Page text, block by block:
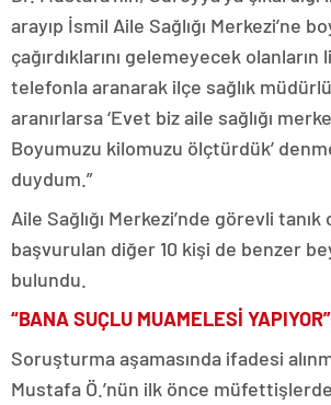
arayıp İsmil Aile Sağlığı Merkezi’ne
çağırdıklarını gelemeyecek olanların
telefonla aranarak ilçe sağlık
aranırlarsa ‘Evet biz aile sağlığı
Boyumuzu kilomuzu ölçtürdük’
duydum.”
Aile Sağlığı Merkezi’nde görevli
başvurulan diğer 10 kişi de benzer
bulundu.
“BANA SUÇLU MUAMELESİ YAPIYOR”
Soruşturma aşamasında ifadesi
Mustafa Ö.’nün ilk önce